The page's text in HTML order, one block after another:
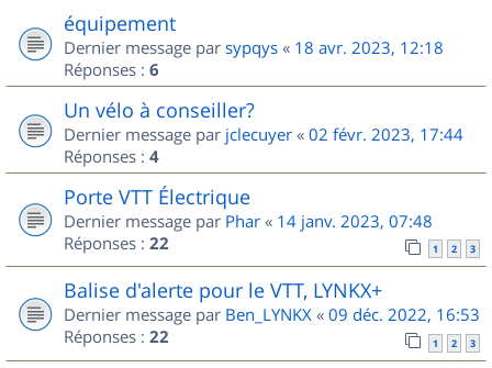
équipement
Dernier message par sypqys « 18 avr. 2023, 12:18
Réponses : 6
Un vélo à conseiller?
Dernier message par jclecuyer « 02 févr. 2023, 17:44
Réponses : 4
Porte VTT Électrique
Dernier message par Phar « 14 janv. 2023, 07:48
Réponses : 22 1 2 3
Balise d'alerte pour le VTT, LYNKX+
Dernier message par Ben_LYNKX « 09 déc. 2022, 16:53
Réponses : 22 1 2 3